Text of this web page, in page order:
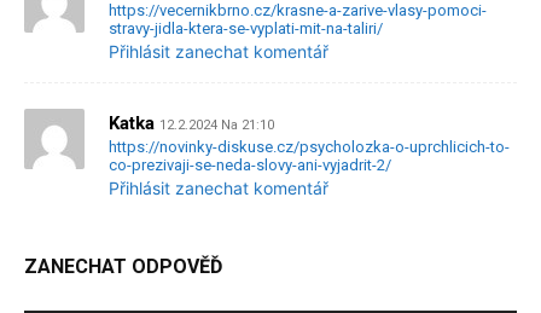
https://vecernikbrno.cz/krasne-a-zarive-vlasy-pomoci-
stravy-jidla-ktera-se-vyplati-mit-na-taliri/
Přihlásit zanechat komentář
Katka 12.2.2024 Na 21:10
https://novinky-diskuse.cz/psycholozka-o-uprchlicich-to-
co-prezivaji-se-neda-slovy-ani-vyjadrit-2/
Přihlásit zanechat komentář
ZANECHAT ODPOVĚĎ